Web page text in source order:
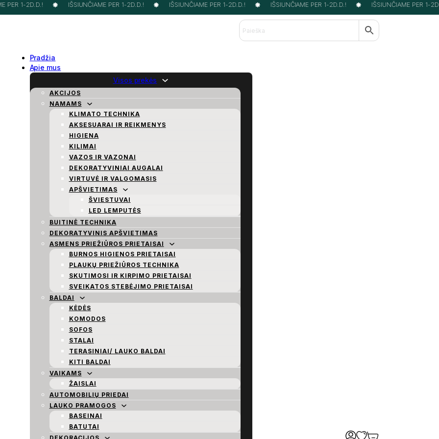
PER 1-2D.D.! IŠSIUNČIAME PER 1-2D.D.! IŠSIUNČIAME PER 1-2D.D.! IŠSIUNČIAME PER 1-2D.D.! IŠSIUNČIAME PER 1-
Pradžia
Apie mus
Visos prekės
AKCIJOS
NAMAMS
KLIMATO TECHNIKA
AKSESUARAI IR REIKMENYS
HIGIENA
KILIMAI
VAZOS IR VAZONAI
DEKORATYVINIAI AUGALAI
VIRTUVĖ IR VALGOMASIS
APŠVIETIMAS
ŠVIESTUVAI
LED LEMPUTĖS
BUITINĖ TECHNIKA
DEKORATYVINIS APŠVIETIMAS
ASMENS PRIEŽIŪROS PRIETAISAI
BURNOS HIGIENOS PRIETAISAI
PLAUKŲ PRIEŽIŪROS TECHNIKA
SKUTIMOSI IR KIRPIMO PRIETAISAI
SVEIKATOS STEBĖJIMO PRIETAISAI
BALDAI
KĖDĖS
KOMODOS
SOFOS
STALAI
TERASINIAI/ LAUKO BALDAI
KITI BALDAI
VAIKAMS
ŽAISLAI
AUTOMOBILIŲ PRIEDAI
LAUKO PRAMOGOS
BASEINAI
BATUTAI